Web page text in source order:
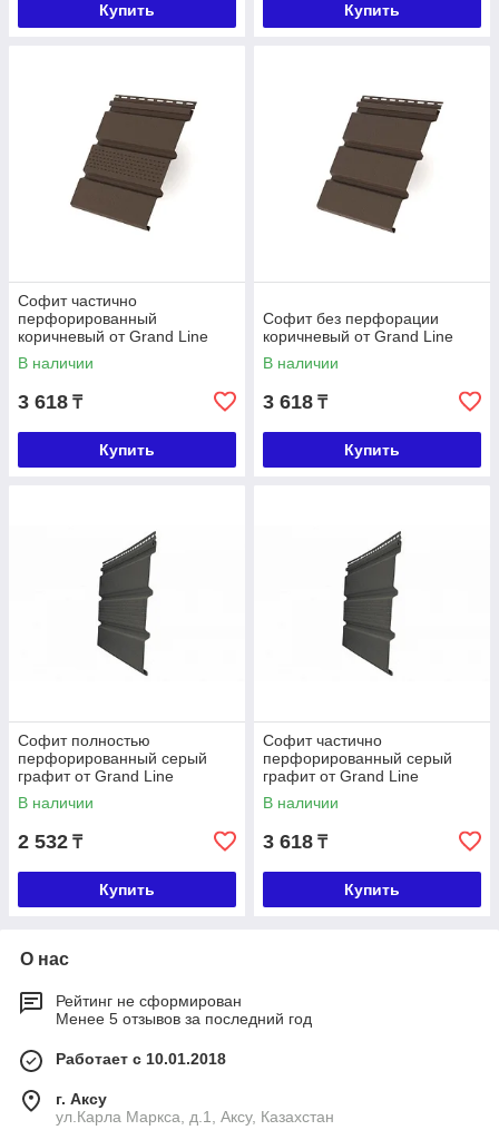
Купить Купить
Софит частично
перфорированный
коричневый от Grand Line
В наличии
3 618 ₸
Купить
Софит без перфорации
коричневый от Grand Line
В наличии
3 618 ₸
Купить
Софит полностью
перфорированный серый
графит от Grand Line
В наличии
2 532 ₸
Купить
Софит частично
перфорированный серый
графит от Grand Line
В наличии
3 618 ₸
Купить
О нас
Рейтинг не сформирован
Менее 5 отзывов за последний год
Работает с 10.01.2018
г. Аксу
ул.Карла Маркса, д.1, Аксу, Казахстан